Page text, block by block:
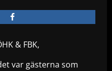
& FBK,
var gästerna som